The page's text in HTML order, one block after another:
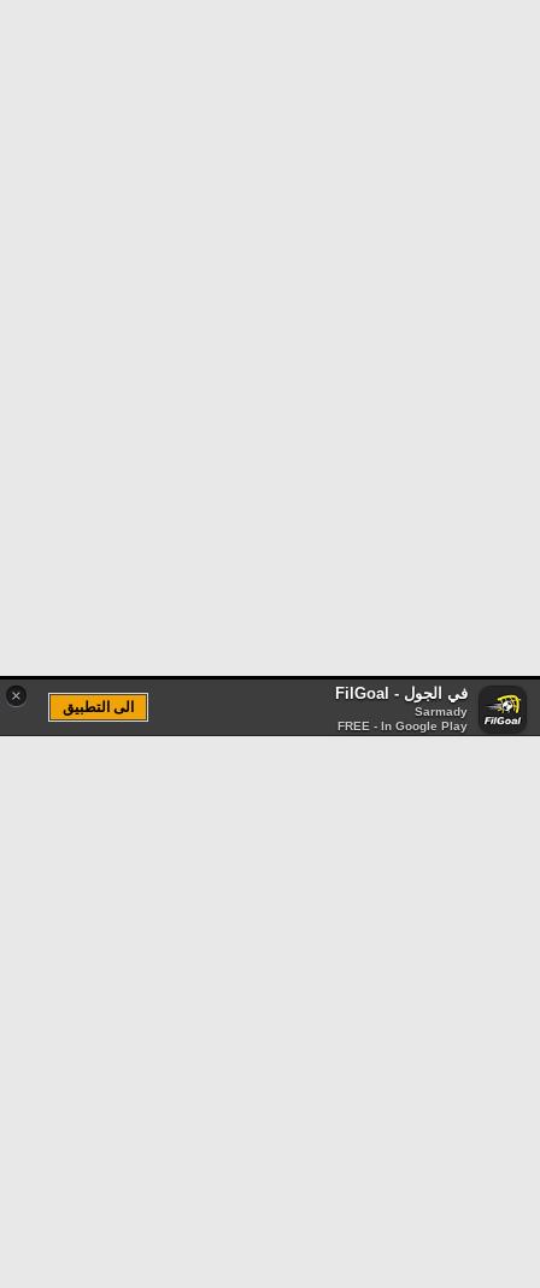
× في الجول - FilGoal
Sarmady
FREE - In Google Play
الى التطبيق